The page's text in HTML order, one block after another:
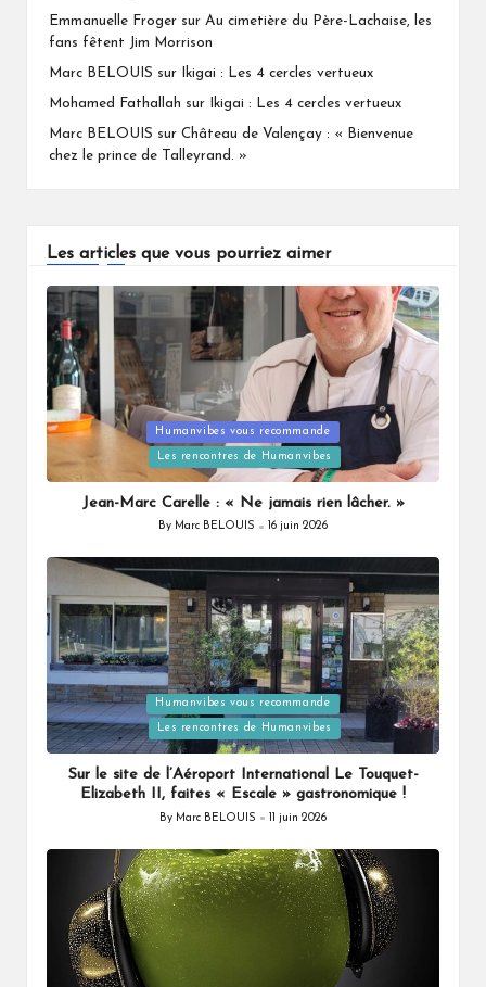
Emmanuelle Froger sur Au cimetière du Père-Lachaise, les
fans fêtent Jim Morrison
Marc BELOUIS sur Ikigai : Les 4 cercles vertueux
Mohamed Fathallah sur Ikigai : Les 4 cercles vertueux
Marc BELOUIS sur Château de Valençay : « Bienvenue
chez le prince de Talleyrand. »
Les articles que vous pourriez aimer
Posted
Humanvibes vous recommande
Les rencontres de Humanvibes
Jean-Marc Carelle : « Ne jamais rien lâcher. »
Posted
By Marc BELOUIS 16 juin 2026
Posted
in
Humanvibes vous recommande
Les rencontres de Humanvibes
Sur le site de l’Aéroport International Le Touquet-
Elizabeth II, faites « Escale » gastronomique !
Posted
By Marc BELOUIS 11 juin 2026